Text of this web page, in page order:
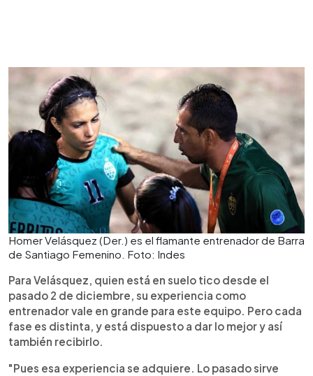
Homer Velásquez (Der.) es el flamante entrenador de Barra
de Santiago Femenino. Foto: Indes
Para Velásquez, quien está en suelo tico desde el
pasado 2 de diciembre, su experiencia como
entrenador vale en grande para este equipo. Pero cada
fase es distinta, y está dispuesto a dar lo mejor y así
también recibirlo.
"Pues esa experiencia se adquiere. Lo pasado sirve